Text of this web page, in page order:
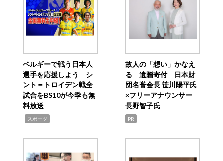
ベルギーで戦う日本人
選手を応援しよう シ
ント＝トロイデン戦全
試合をBS10が今季も無
料放送
スポーツ
故人の「想い」かなえ
る 遺贈寄付 日本財
団名誉会長 笹川陽平氏
×フリーアナウンサー
長野智子氏
PR